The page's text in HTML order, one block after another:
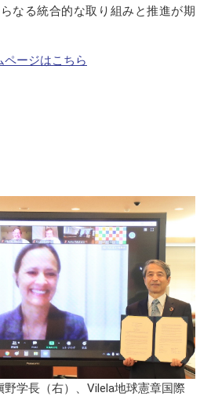
なる統合的な取り組みと推進が期
ージはこちら
学長（右）、Vilela地球憲章国際